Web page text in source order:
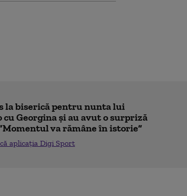
la biserică pentru nunta lui
cu Georgina și au avut o surpriză
va rămâne în istorie”
aplicația Digi Sport